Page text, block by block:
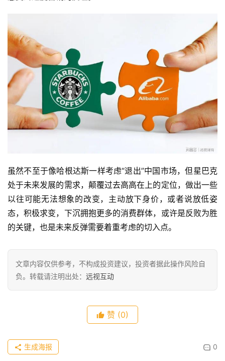
虽然不至于像哈根达斯一样考虑“退出”中国市场，但星巴克
处于未来发展的需求，颠覆过去高高在上的定位，做出一些
以往可能无法想象的改变，主动放下身价，或者说放低姿
态，积极求变，下沉拥抱更多的消费群体，或许是反败为胜
的关键，也是未来反弹需要着重考虑的切入点。
文章内容仅供参考，不构成投资建议，投资者据此操作风险自
负。转载请注明出处： 远视互动
赞 (0)
0
生成海报